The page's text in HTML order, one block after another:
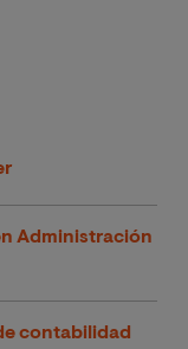
Administración
contabilidad